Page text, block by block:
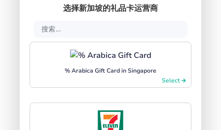
选择新加坡的礼品卡运营商
% Arabica Gift Card in Singapore
Select